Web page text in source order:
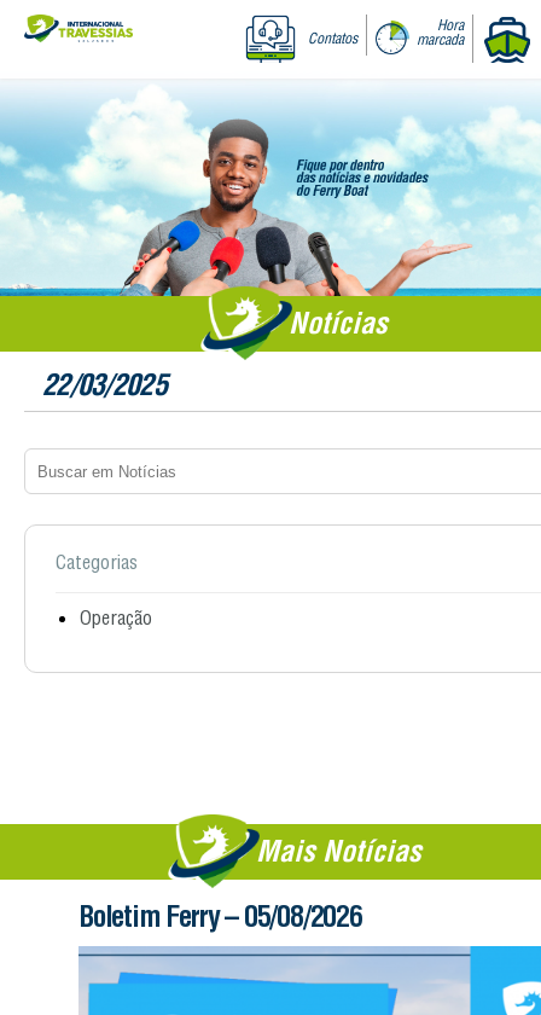
Contatos
Hora
marcada
Notícias
22/03/2025
Categorias
Operação
Mais Notícias
Boletim Ferry – 05/08/2026